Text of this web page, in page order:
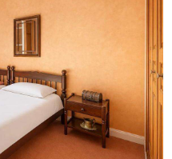
- Eaubonne se trouve à
rejoindre facilement les
parisienne.